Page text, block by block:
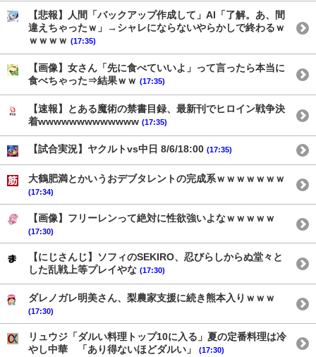
【悲報】人間「バックアップ作成して」AI「了解。あ、間
違えちゃったｗ」→シャレにならないやらかしで終わるｗ
ｗｗｗｗ (17:35)
【画像】女さん「先に食べていいよ」って言ったら本当に
食べちゃった⇒結果ｗｗ (17:35)
【速報】とある魔術の禁書目録、最新刊でヒロイン戦争決
着wwwwwwwwwwwww (17:35)
【試合実況】ヤクルトvs中日 8/6/18:00 (17:35)
大鶴肥満とかいうおデブタレントの完成系ｗｗｗｗｗｗｗ
(17:34)
【画像】フリーレンって絶対に性欲強いよなｗｗｗｗｗ
(17:30)
【にじさんじ】ソフィのSEKIRO、忍びらしからぬ堂々と
した乱戦上等プレイやな (17:30)
ダレノガレ明美さん、梨農家支援に続き熊本入りｗｗｗ
(17:30)
リュウジ「ダルい料理トップ10に入る」夏の定番料理は冷
やし中華 「あり得ないほどダルい」
(17:30)